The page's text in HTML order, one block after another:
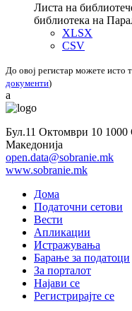
Листа на
библиотека на
XLSX
CSV
До овој регистар можете исто
документи)
a
Бул.11 Октомври 10 1000
Македонија
open.data@sobranie.mk
www.sobranie.mk
Дома
Податочни сетови
Вести
Апликации
Истражувања
Барање за податоци
За порталот
Најави се
Регистрирајте се